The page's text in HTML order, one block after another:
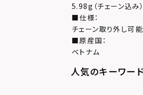
5.98g（チェーン込み）
■仕様：
チェーン取り外し可能
■原産国：
ベトナム